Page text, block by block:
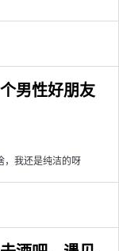
男性好朋友
，我还是纯洁的呀